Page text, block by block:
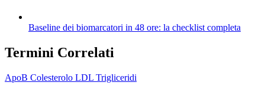
Baseline dei biomarcatori in 48 ore: la checklist completa
Termini Correlati
ApoB Colesterolo LDL Trigliceridi